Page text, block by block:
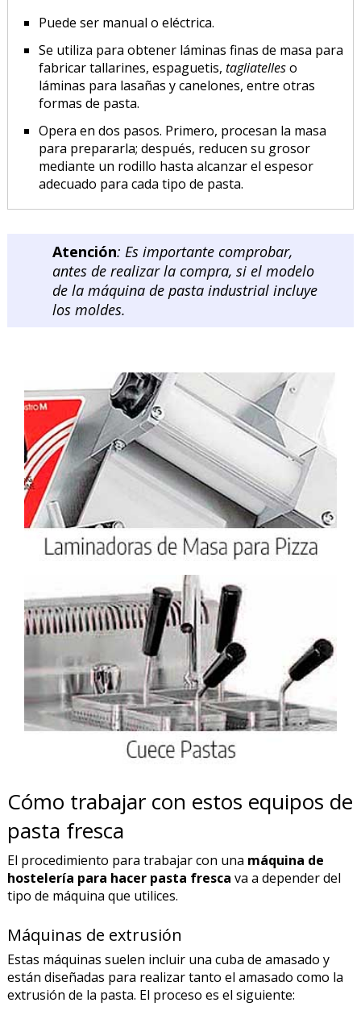
Puede ser manual o eléctrica.
Se utiliza para obtener láminas finas de masa para
fabricar tallarines, espaguetis, tagliatelleso
láminas para lasañas y canelones, entre otras
formas de pasta.
Opera en dos pasos. Primero, procesan la masa
para prepararla; después, reducen su grosor
mediante un rodillo hasta alcanzar el espesor
adecuado para cada tipo de pasta.
Atención: Es importante comprobar,
antes de realizar la compra, si el modelo
de la máquina de pasta industrial incluye
los moldes.
Cómo trabajar con estos equipos de
pasta fresca
El procedimiento para trabajar con una máquina de
hostelería para hacer pasta fresca va a depender del
tipo de máquina que utilices.
Máquinas de extrusión
Estas máquinas suelen incluir una cuba de amasado y
están diseñadas para realizar tanto el amasado como la
extrusión de la pasta. El proceso es el siguiente: